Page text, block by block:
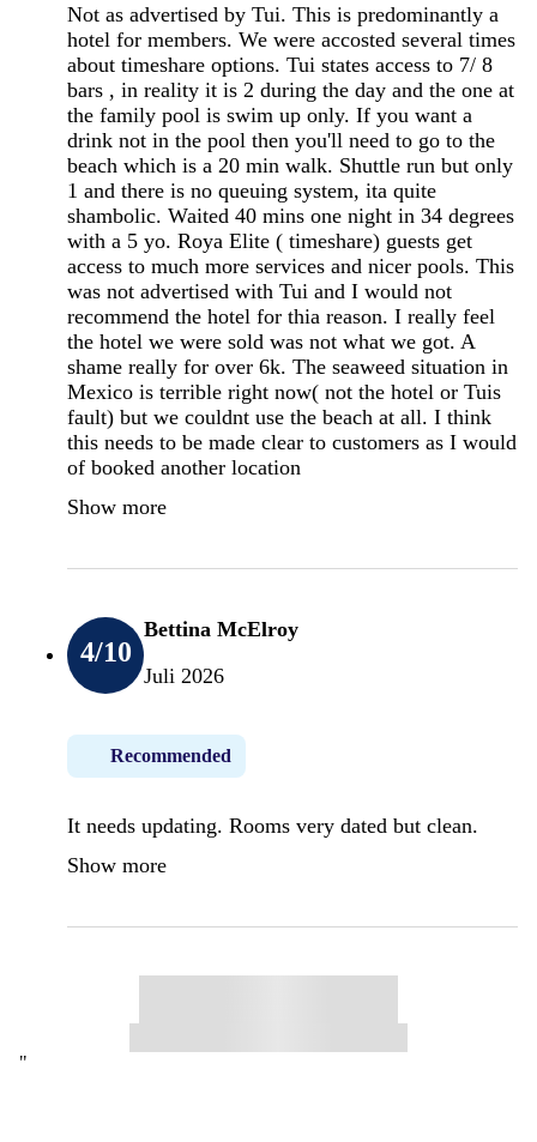
Not as advertised by Tui. This is predominantly a
hotel for members. We were accosted several times
about timeshare options. Tui states access to 7/ 8
bars , in reality it is 2 during the day and the one at
the family pool is swim up only. If you want a
drink not in the pool then you'll need to go to the
beach which is a 20 min walk. Shuttle run but only
1 and there is no queuing system, ita quite
shambolic. Waited 40 mins one night in 34 degrees
with a 5 yo. Roya Elite ( timeshare) guests get
access to much more services and nicer pools. This
was not advertised with Tui and I would not
recommend the hotel for thia reason. I really feel
the hotel we were sold was not what we got. A
shame really for over 6k. The seaweed situation in
Mexico is terrible right now( not the hotel or Tuis
fault) but we couldnt use the beach at all. I think
this needs to be made clear to customers as I would
of booked another location
Show more
4/10
Bettina McElroy
Juli 2026
Recommended
It needs updating. Rooms very dated but clean.
Show more
"